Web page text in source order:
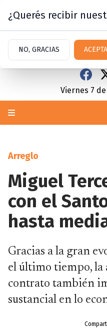
Viernes 7 de
Arreglo
Miguel
con el
hasta
Gracias a la gran
el último tiempo, la
contrato también
sustancial en lo
¿Querés recibir
NO, GRACIAS